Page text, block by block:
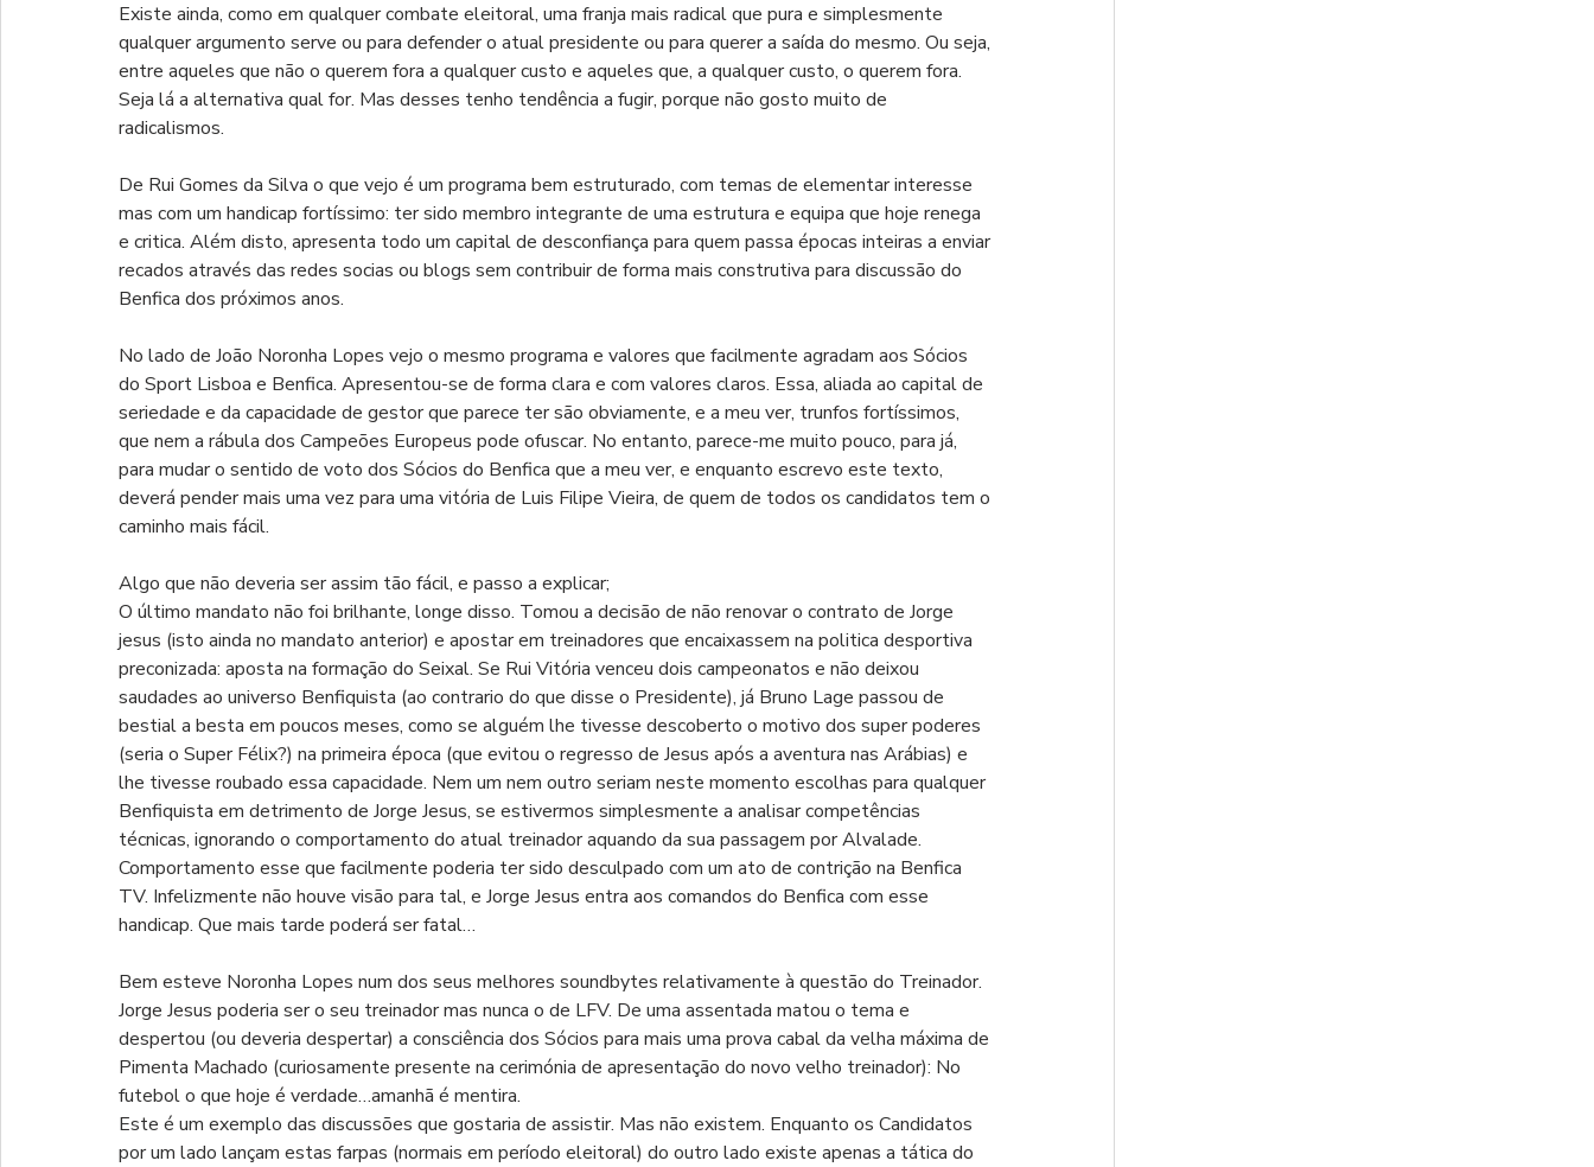
Existe ainda, como em qualquer combate eleitoral, uma franja mais radical que pura e simplesmente
qualquer argumento serve ou para defender o atual presidente ou para querer a saída do mesmo. Ou seja,
entre aqueles que não o querem fora a qualquer custo e aqueles que, a qualquer custo, o querem fora.
Seja lá a alternativa qual for. Mas desses tenho tendência a fugir, porque não gosto muito de
radicalismos.
De Rui Gomes da Silva o que vejo é um programa bem estruturado, com temas de elementar interesse
mas com um handicap fortíssimo: ter sido membro integrante de uma estrutura e equipa que hoje renega
e critica. Além disto, apresenta todo um capital de desconfiança para quem passa épocas inteiras a enviar
recados através das redes socias ou blogs sem contribuir de forma mais construtiva para discussão do
Benfica dos próximos anos.
No lado de João Noronha Lopes vejo o mesmo programa e valores que facilmente agradam aos Sócios
do Sport Lisboa e Benfica. Apresentou-se de forma clara e com valores claros. Essa, aliada ao capital de
seriedade e da capacidade de gestor que parece ter são obviamente, e a meu ver, trunfos fortíssimos,
que nem a rábula dos Campeões Europeus pode ofuscar. No entanto, parece-me muito pouco, para já,
para mudar o sentido de voto dos Sócios do Benfica que a meu ver, e enquanto escrevo este texto,
deverá pender mais uma vez para uma vitória de Luis Filipe Vieira, de quem de todos os candidatos tem o
caminho mais fácil.
Algo que não deveria ser assim tão fácil, e passo a explicar;
O último mandato não foi brilhante, longe disso. Tomou a decisão de não renovar o contrato de Jorge
jesus (isto ainda no mandato anterior) e apostar em treinadores que encaixassem na politica desportiva
preconizada: aposta na formação do Seixal. Se Rui Vitória venceu dois campeonatos e não deixou
saudades ao universo Benfiquista (ao contrario do que disse o Presidente), já Bruno Lage passou de
bestial a besta em poucos meses, como se alguém lhe tivesse descoberto o motivo dos super poderes
(seria o Super Félix?) na primeira época (que evitou o regresso de Jesus após a aventura nas Arábias) e
lhe tivesse roubado essa capacidade. Nem um nem outro seriam neste momento escolhas para qualquer
Benfiquista em detrimento de Jorge Jesus, se estivermos simplesmente a analisar competências
técnicas, ignorando o comportamento do atual treinador aquando da sua passagem por Alvalade.
Comportamento esse que facilmente poderia ter sido desculpado com um ato de contrição na Benfica
TV. Infelizmente não houve visão para tal, e Jorge Jesus entra aos comandos do Benfica com esse
handicap. Que mais tarde poderá ser fatal…
Bem esteve Noronha Lopes num dos seus melhores soundbytes relativamente à questão do Treinador.
Jorge Jesus poderia ser o seu treinador mas nunca o de LFV. De uma assentada matou o tema e
despertou (ou deveria despertar) a consciência dos Sócios para mais uma prova cabal da velha máxima de
Pimenta Machado (curiosamente presente na cerimónia de apresentação do novo velho treinador): No
futebol o que hoje é verdade…amanhã é mentira.
Este é um exemplo das discussões que gostaria de assistir. Mas não existem. Enquanto os Candidatos
por um lado lançam estas farpas (normais em período eleitoral) do outro lado existe apenas a tática do